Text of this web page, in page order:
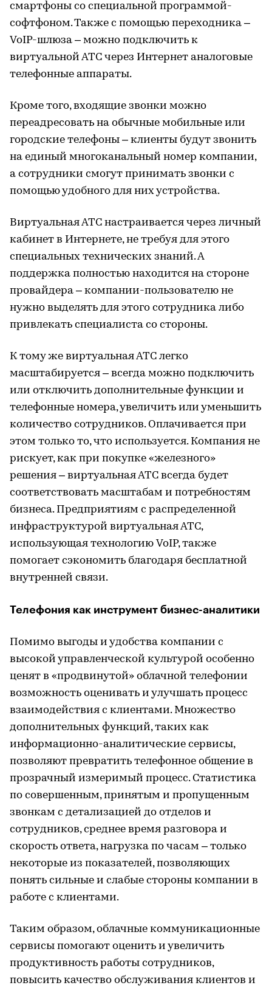
смартфоны со специальной программой-
софтфоном. Также с помощью переходника –
VoIP-шлюза – можно подключить к
виртуальной АТС через Интернет аналоговые
телефонные аппараты.
Кроме того, входящие звонки можно
переадресовать на обычные мобильные или
городские телефоны – клиенты будут звонить
на единый многоканальный номер компании,
а сотрудники смогут принимать звонки с
помощью удобного для них устройства.
Виртуальная АТС настраивается через личный
кабинет в Интернете, не требуя для этого
специальных технических знаний. А
поддержка полностью находится на стороне
провайдера – компании-пользователю не
нужно выделять для этого сотрудника либо
привлекать специалиста со стороны.
К тому же виртуальная АТС легко
масштабируется – всегда можно подключить
или отключить дополнительные функции и
телефонные номера, увеличить или уменьшить
количество сотрудников. Оплачивается при
этом только то, что используется. Компания не
рискует, как при покупке «железного»
решения – виртуальная АТС всегда будет
соответствовать масштабам и потребностям
бизнеса. Предприятиям с распределенной
инфраструктурой виртуальная АТС,
использующая технологию VoIP, также
помогает сэкономить благодаря бесплатной
внутренней связи.
Телефония как инструмент бизнес-аналитики
Помимо выгоды и удобства компании с
высокой управленческой культурой особенно
ценят в «продвинутой» облачной телефонии
возможность оценивать и улучшать процесс
взаимодействия с клиентами. Множество
дополнительных функций, таких как
информационно-аналитические сервисы,
позволяют превратить телефонное общение в
прозрачный измеримый процесс. Статистика
по совершенным, принятым и пропущенным
звонкам с детализацией до отделов и
сотрудников, среднее время разговора и
скорость ответа, нагрузка по часам – только
некоторые из показателей, позволяющих
понять сильные и слабые стороны компании в
работе с клиентами.
Таким образом, облачные коммуникационные
сервисы помогают оценить и увеличить
продуктивность работы сотрудников,
повысить качество обслуживания клиентов и